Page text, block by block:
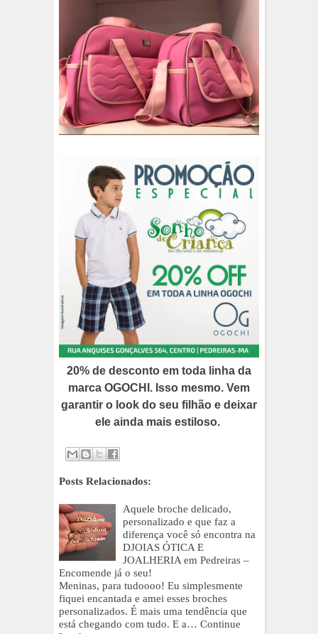
20% de desconto em toda linha da
marca OGOCHI. Isso mesmo. Vem
garantir o look do seu filhão e deixar
ele ainda mais estiloso.
Posts Relacionados:
Aquele broche delicado,
personalizado e que faz a
diferença você só encontra na
DJOIAS ÓTICA E
JOALHERIA em Pedreiras –
Encomende já o seu!
Meninas, para tudoooo! Eu simplesmente
fiquei encantada e amei esses broches
personalizados. É mais uma tendência que
está chegando com tudo. E a… Continue